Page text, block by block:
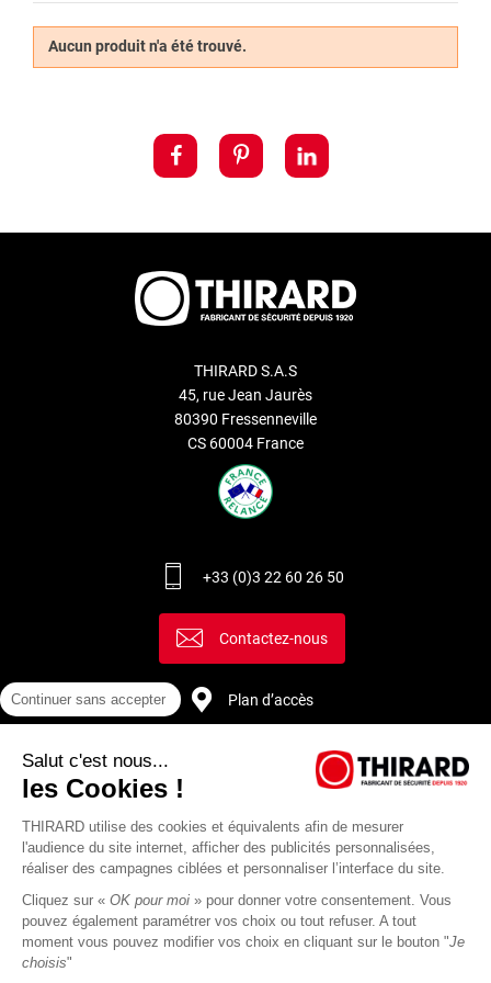
importe le sens dans lequel la clé est introduite
cylindres de serrures offre un excellent confort d’utilisation
Découvrez également notre service dedouble de clé Thirard
Aucun produit n'a été trouvé.
THIRARD S.A.S
45, rue Jean Jaurès
80390 Fressenneville
CS 60004 France
+33 (0)3 22 60 26 50
Contactez-nous
Plan d’accès
Continuer sans accepter
Salut c'est nous...
les Cookies !
THIRARD utilise des cookies et équivalents afin de mesurer
l'audience du site internet, afficher des publicités personnalisées,
réaliser des campagnes ciblées et personnaliser l’interface du site.
Cliquez sur « OK pour moi » pour donner votre consentement. Vous
pouvez également paramétrer vos choix ou tout refuser. A tout
moment vous pouvez modifier vos choix en cliquant sur le bouton "Je
choisis"